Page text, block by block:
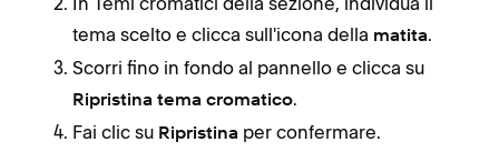
tema scelto e clicca sull'icona della matita.
Scorri fino in fondo al pannello e clicca su
Ripristina tema cromatico.
Fai clic su Ripristina per confermare.